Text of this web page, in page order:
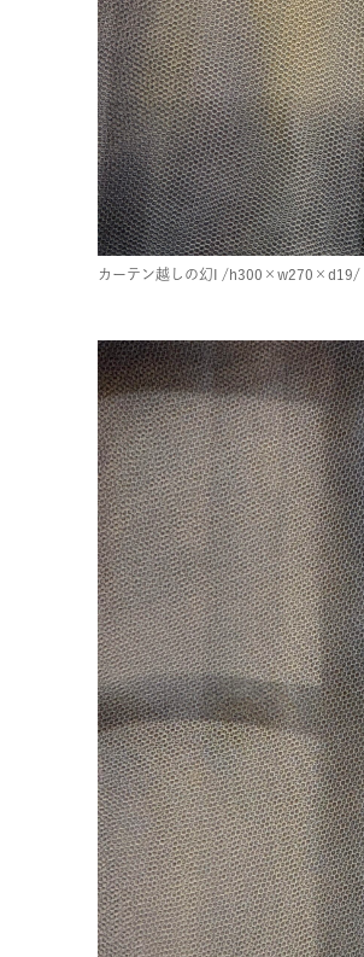
カーテン越しの幻I /h300×w270×d19/